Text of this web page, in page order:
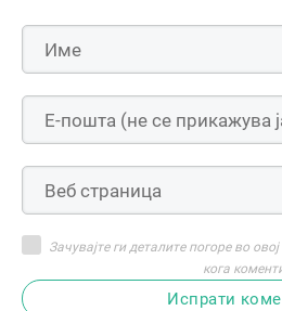
Зачувајте ги деталите погоре во
кога
Испрати